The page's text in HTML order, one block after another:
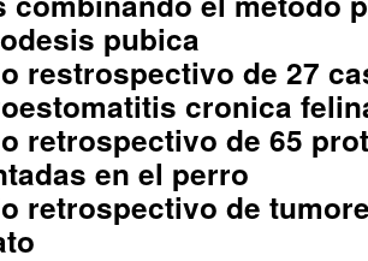
pubica
restrospectivo de 27
cronica
retrospectivo de 65
en el perro
retrospectivo de